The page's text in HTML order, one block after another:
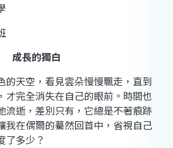
成長的獨白
天空 ， 看見雲朵慢慢飄走 ， 直到
， 才完全消失在自己的眼前 。時間也
流逝，差別只有，它總是不著痕跡
我在偶爾的驀然回首中，省視自己
了多少？